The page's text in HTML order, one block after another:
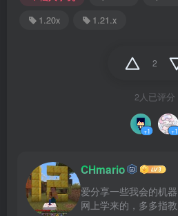
1.20x
1.21.x
2
2人已评分
+1 +1
CHmario
爱分享一些我会的机
网上学来的，多多指教